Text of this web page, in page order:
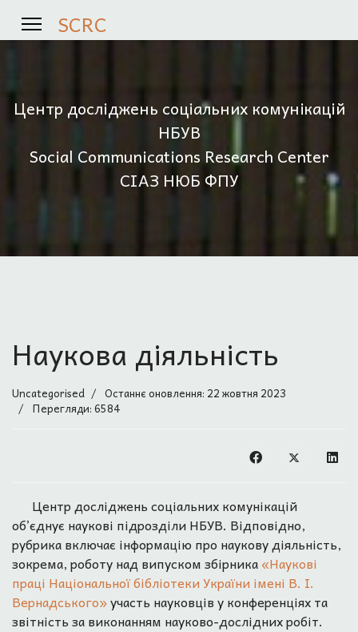
SCRC
Центр досліджень соціальних комунікацій
НБУВ
Social Communications Research Center
СІАЗ НЮБ ФПУ
Наукова діяльність
Uncategorised
Останнє оновлення: 22 жовтня 2023
Перегляди: 6584
Центр досліджень соціальних комунікацій
об’єднує наукові підрозділи НБУВ. Відповідно,
рубрика включає інформацію про наукову діяльність,
зокрема, роботу над випуском збірника«Наукові
праці Національної бібліотеки України імені В. І.
Вернадського»участь науковців у конференціях та
звітність за виконанням науково-дослідних робіт.